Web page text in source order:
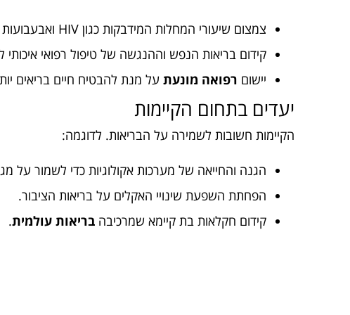
צמצום שיעורי המחלות המידבקות כגון HIV ואבעבועות רוח.
קידום בריאות הנפש וההנגשה של טיפול רפואי איכותי
יישום רפואה מונעתעל מנת להבטיח חיים בריאים
יעדים בתחום הקיימות
הקיימות חשובות לשמירה על הבריאות. לדוגמה:
הגנה והחייאה של מערכות אקולוגיות כדי לשמור על
הפחתת השפעת שינויי האקלים על בריאות הציבור.
קידום חקלאות בת קיימא שמרכיבה בריאות עולמית.